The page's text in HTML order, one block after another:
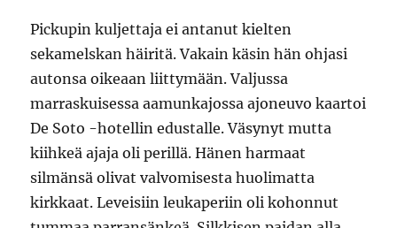
Pickupin kuljettaja ei antanut kielten
sekamelskan häiritä. Vakain käsin hän ohjasi
autonsa oikeaan liittymään. Valjussa
marraskuisessa aamunkajossa ajoneuvo kaartoi
De Soto -hotellin edustalle. Väsynyt mutta
kiihkeä ajaja oli perillä. Hänen harmaat
silmänsä olivat valvomisesta huolimatta
kirkkaat. Leveisiin leukaperiin oli kohonnut